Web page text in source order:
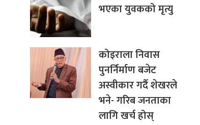
भएका युवकको मृत्यु
कोइराला निवास
पुनर्निर्माण बजेट
अस्वीकार गर्दै शेखरले
भने- गरिब जनताका
लागि खर्च होस्